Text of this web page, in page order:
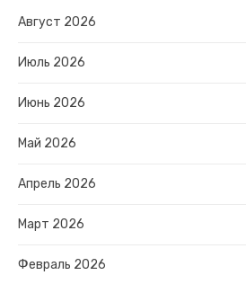
Август 2026
Июль 2026
Июнь 2026
Май 2026
Апрель 2026
Март 2026
Февраль 2026